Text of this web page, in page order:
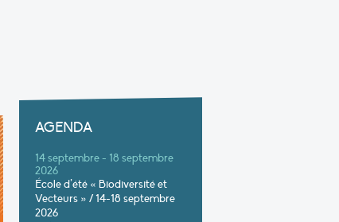
AGENDA
14 septembre - 18 septembre
2026
École d’été « Biodiversité et
Vecteurs » / 14-18 septembre
2026